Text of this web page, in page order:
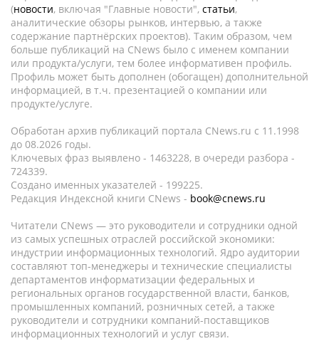
(новости, включая "Главные новости", статьи,
аналитические обзоры рынков, интервью, а также
содержание партнёрских проектов). Таким образом, чем
больше публикаций на CNews было с именем компании
или продукта/услуги, тем более информативен профиль.
Профиль может быть дополнен (обогащен) дополнительной
информацией, в т.ч. презентацией о компании или
продукте/услуге.
Обработан архив публикаций портала CNews.ru c 11.1998
до 08.2026 годы.
Ключевых фраз выявлено - 1463228, в очереди разбора -
724339.
Создано именных указателей - 199225.
Редакция Индексной книги CNews - book@cnews.ru
Читатели CNews — это руководители и сотрудники одной
из самых успешных отраслей российской экономики:
индустрии информационных технологий. Ядро аудитории
составляют топ-менеджеры и технические специалисты
департаментов информатизации федеральных и
региональных органов государственной власти, банков,
промышленных компаний, розничных сетей, а также
руководители и сотрудники компаний-поставщиков
информационных технологий и услуг связи.